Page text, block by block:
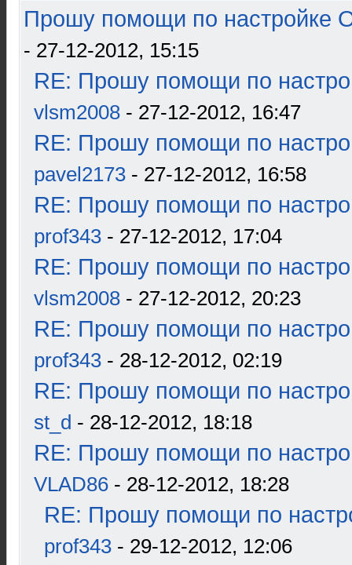
Прошу помощи по настройке
- 27-12-2012, 15:15
RE: Прошу помощи по
vlsm2008 - 27-12-2012, 16:47
RE: Прошу помощи по
pavel2173 - 27-12-2012, 16:58
RE: Прошу помощи по
prof343 - 27-12-2012, 17:04
RE: Прошу помощи по
vlsm2008 - 27-12-2012, 20:23
RE: Прошу помощи по
prof343 - 28-12-2012, 02:19
RE: Прошу помощи по
st_d - 28-12-2012, 18:18
RE: Прошу помощи по
VLAD86 - 28-12-2012, 18:28
RE: Прошу помощи по
prof343 - 29-12-2012, 12:06